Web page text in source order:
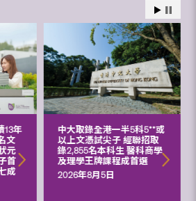
13年
文
元
首
成
中大取錄全港一半5科5**或
以上文憑試尖子 經聯招取
錄2,855名本科生 醫科商學
及理學王牌課程成首選
2026年8月5日